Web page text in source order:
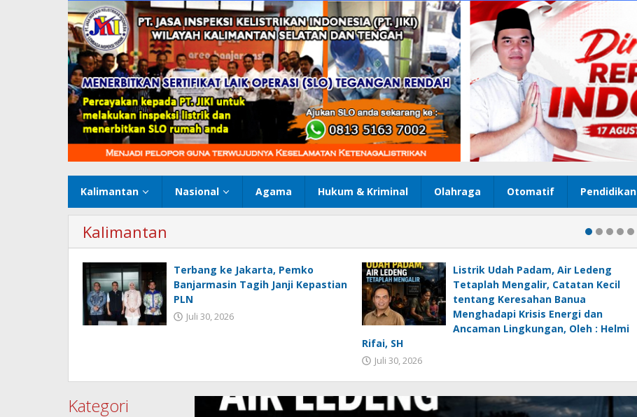
Kalimantan Nasional Agama Hukum & Kriminal Olahraga Otomatif Pendidikan
Kalimantan
Terbang ke Jakarta, Pemko
Banjarmasin Tagih Janji Kepastian
PLN
Juli 30, 2026
Listrik Udah Padam, Air Ledeng
Tetaplah Mengalir, Catatan Kecil
tentang Keresahan Banua
Menghadapi Krisis Energi dan
Ancaman Lingkungan, Oleh : Helmi
Rifai, SH
Juli 30, 2026
Kategori